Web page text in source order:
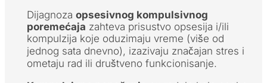
Dijagnoza opsesivnog kompulsivnog
poremećaja zahteva prisustvo opsesija i/ili
kompulzija koje oduzimaju vreme (više od
jednog sata dnevno), izazivaju značajan stres i
ometaju rad ili društveno funkcionisanje.